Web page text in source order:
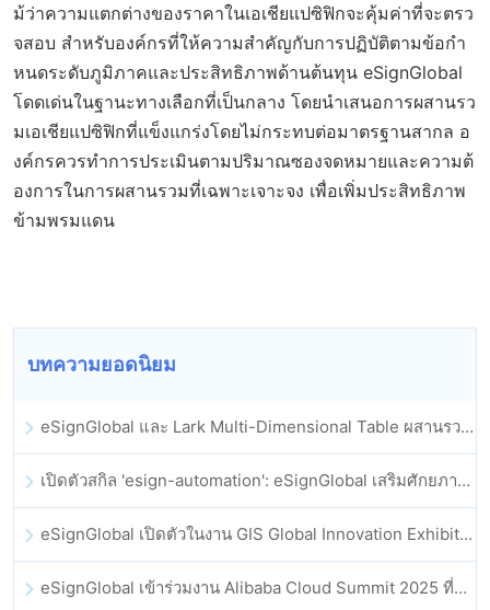
ม้ว่าความแตกต่างของราคาในเอเชียแปซิฟิกจะคุ้มค่าที่จะตรว
จสอบ สำหรับองค์กรที่ให้ความสำคัญกับการปฏิบัติตามข้อกำ
หนดระดับภูมิภาคและประสิทธิภาพด้านต้นทุน eSignGlobal
โดดเด่นในฐานะทางเลือกที่เป็นกลาง โดยนำเสนอการผสานรว
มเอเชียแปซิฟิกที่แข็งแกร่งโดยไม่กระทบต่อมาตรฐานสากล อ
งค์กรควรทำการประเมินตามปริมาณซองจดหมายและความต้
องการในการผสานรวมที่เฉพาะเจาะจง เพื่อเพิ่มประสิทธิภาพ
ข้ามพรมแดน
บทความยอดนิยม
eSignGlobal และ Lark Multi-Dimensional Table ผสานรวมกันอย่างเป็นทางการ: การลงนามและการเก็บถาวรสัญญาอิเล็กทรอนิกส์แบบอัตโนมัติเต็มรูปแบบ
เปิดตัวสกิล 'esign-automation': eSignGlobal เสริมศักยภาพให้ OpenClaw ด้วยลายเซ็นอิเล็กทรอนิกส์อัตโนมัติ
eSignGlobal เปิดตัวในงาน GIS Global Innovation Exhibition 2025
eSignGlobal เข้าร่วมงาน Alibaba Cloud Summit 2025 ที่ฮ่องกง เพื่อขับเคลื่อนนวัตกรรมคลาวด์ที่ขับเคลื่อนด้วย AI และความเชื่อมั่นทางดิจิทัล